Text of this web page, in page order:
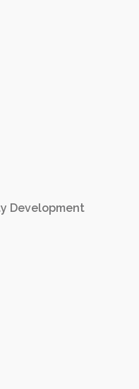
Development